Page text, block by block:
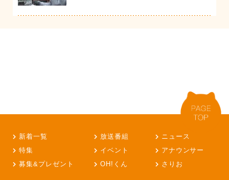
新着一覧 放送番組
ニュース
特集
イベント
アナウンサー
募集&プレゼント
OH!くん さりお